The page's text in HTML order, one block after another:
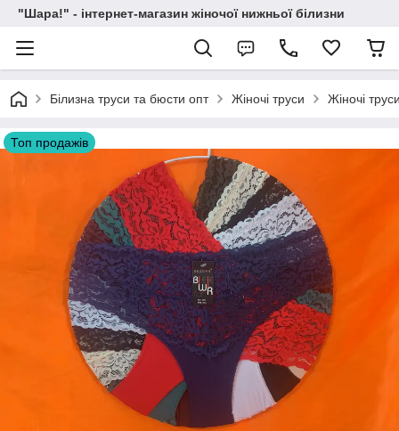
"Шара!" - інтернет-магазин жіночої нижньої білизни
Білизна труси та бюсти опт Жіночі труси Жіночі
Топ продажів